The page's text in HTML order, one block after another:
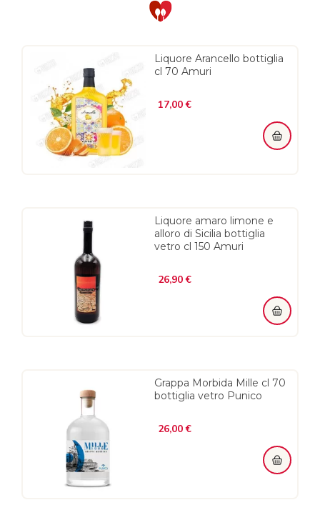
Liquore Arancello bottiglia
cl 70 Amuri
17,00 €
Liquore amaro limone e
alloro di Sicilia bottiglia
vetro cl 150 Amuri
26,90 €
Grappa Morbida Mille cl 70
bottiglia vetro Punico
26,00 €